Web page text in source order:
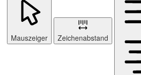
Mauszeiger Zeichenabstand